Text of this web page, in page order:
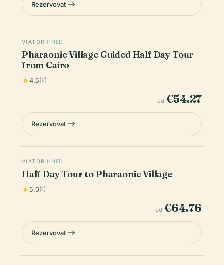
Rezervovat
VIATOR IHNED
Pharaonic Village Guided Half Day Tour
from Cairo
4.5(2)
od €54.27
Rezervovat
VIATOR IHNED
Half Day Tour to Pharaonic Village
5.0(1)
od €64.76
Rezervovat